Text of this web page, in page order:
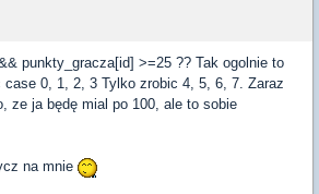
punkty_gracza[id] >=25 ?? Tak ogolnie to
case 0, 1, 2, 3 Tylko zrobic 4, 5, 6, 7. Zaraz
ze ja będę mial po 100, ale to sobie
na mnie